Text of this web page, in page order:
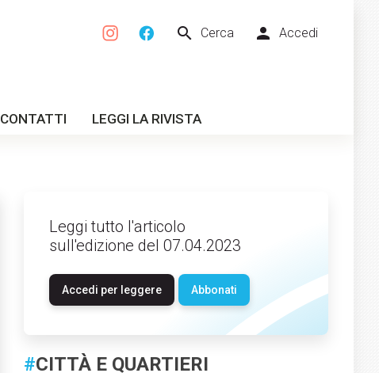
search Cerca person Accedi
CONTATTI LEGGI LA RIVISTA
Leggi tutto l'articolo
sull'edizione del 07.04.2023
Accedi per leggere Abbonati
#CITTÀ E QUARTIERI